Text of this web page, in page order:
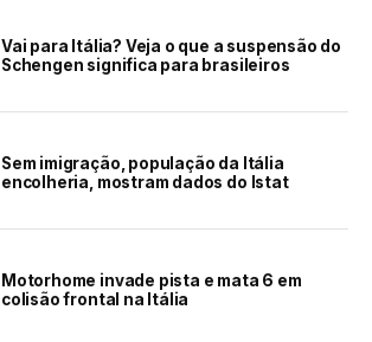
Vai para Itália? Veja o que a suspensão do
Schengen significa para brasileiros
Sem imigração, população da Itália
encolheria, mostram dados do Istat
Motorhome invade pista e mata 6 em
colisão frontal na Itália